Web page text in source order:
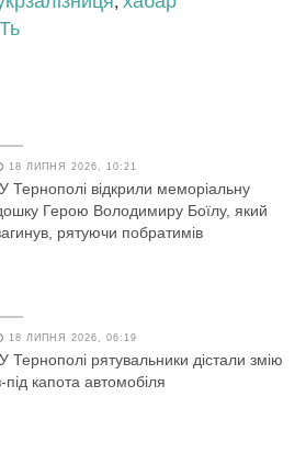
18 ЛИПНЯ 2026, 10:21
У Тернополі відкрили меморіальну
Герою Володимиру Боїлу, який
рятуючи побратимів
18 ЛИПНЯ 2026, 06:19
У Тернополі рятувальники дістали змію
під капота автомобіля